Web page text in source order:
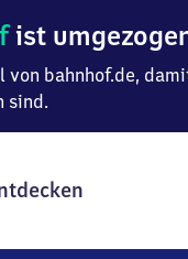
ist
bahnhof.de,
sind.